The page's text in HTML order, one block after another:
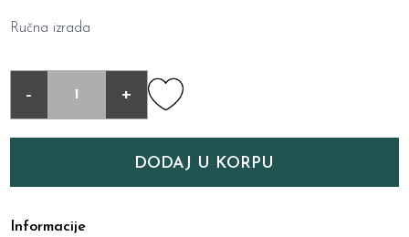
Ručna izrada
- +
DODAJ U KORPU
Informacije